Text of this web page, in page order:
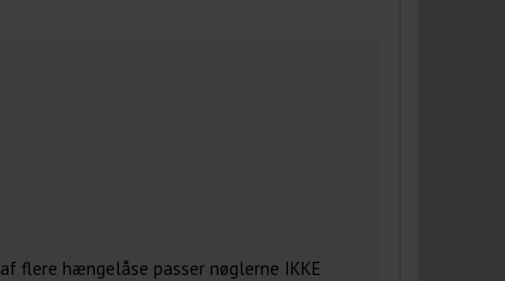
flere hængelåse passer nøglerne IKKE